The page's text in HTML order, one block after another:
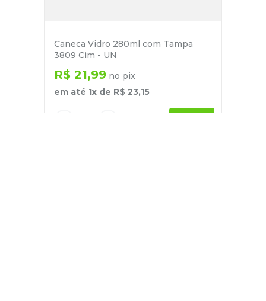
Caneca Vidro 280ml com Tampa
3809 Cim - UN
R$ 21,99 no pix
em até 1x de R$ 23,15